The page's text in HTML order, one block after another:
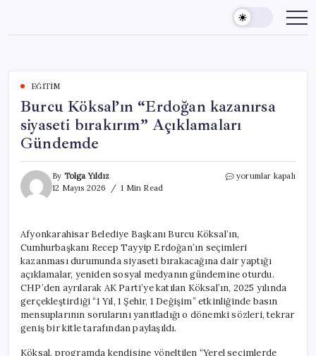
content
EĞITIM
Burcu Köksal’ın “Erdoğan kazanırsa
siyaseti bırakırım” Açıklamaları
Gündemde
By Tolga Yıldız
12 Mayıs 2026
1 Min Read
Burcu
bırakırım”
Açıklamaları
Gündemde
için
yorumlar kapalı
Afyonkarahisar Belediye Başkanı Burcu Köksal’ın,
Cumhurbaşkanı Recep Tayyip Erdoğan’ın seçimleri
kazanması durumunda siyaseti bırakacağına dair yaptığı
açıklamalar, yeniden sosyal medyanın gündemine oturdu.
CHP’den ayrılarak AK Parti’ye katılan Köksal’ın, 2025 yılında
gerçekleştirdiği “1 Yıl, 1 Şehir, 1 Değişim” etkinliğinde basın
mensuplarının sorularını yanıtladığı o dönemki sözleri, tekrar
geniş bir kitle tarafından paylaşıldı.
Köksal, programda kendisine yöneltilen “Yerel seçimlerde